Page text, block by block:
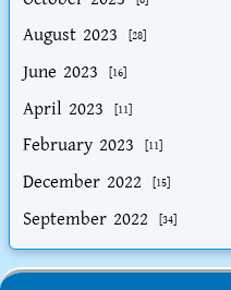
August 2023 [28]
June 2023 [16]
April 2023 [11]
February 2023 [11]
December 2022 [15]
September 2022 [34]